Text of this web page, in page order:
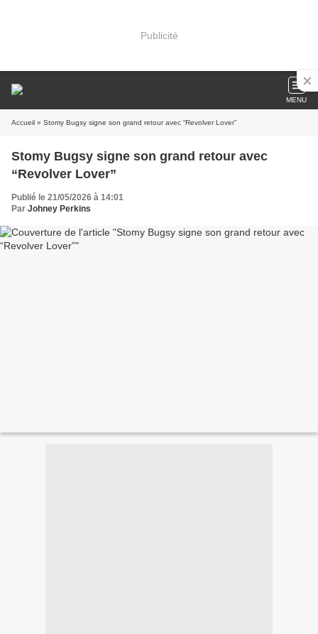
Publicité
MENU
Accueil » Stomy Bugsy signe son grand retour avec “Revolver Lover”
Stomy Bugsy signe son grand retour avec
“Revolver Lover”
Publié le 21/05/2026 à 14:01
Par Johney Perkins